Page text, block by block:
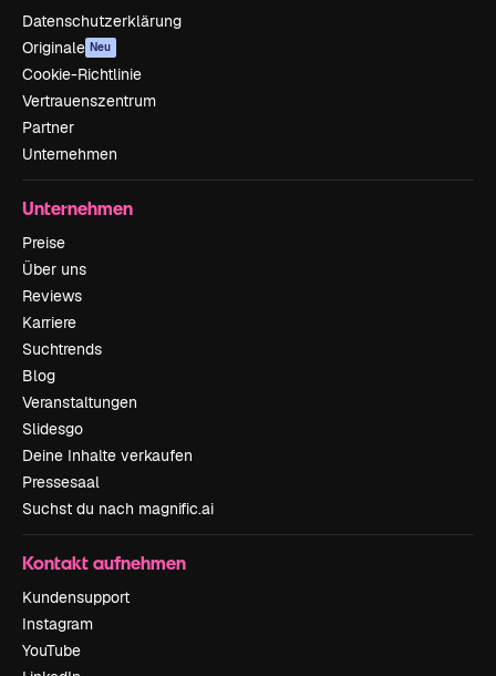
Datenschutzerklärung
Originale Neu
Cookie-Richtlinie
Vertrauenszentrum
Partner
Unternehmen
Unternehmen
Preise
Über uns
Reviews
Karriere
Suchtrends
Blog
Veranstaltungen
Slidesgo
Deine Inhalte verkaufen
Pressesaal
Suchst du nach magnific.ai
Kontakt aufnehmen
Kundensupport
Instagram
YouTube